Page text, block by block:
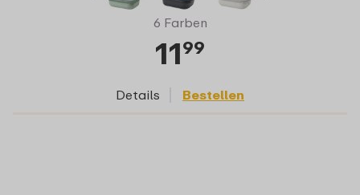
6 Farben
1199
Details Bestellen